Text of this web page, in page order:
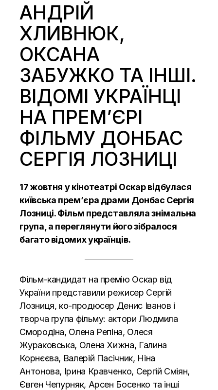
АНДРІЙ
ХЛИВНЮК,
ОКСАНА
ЗАБУЖКО ТА ІНШІ.
ВІДОМІ УКРАЇНЦІ
НА ПРЕМ’ЄРІ
ФІЛЬМУ ДОНБАС
СЕРГІЯ ЛОЗНИЦІ
17 жовтня у кінотеатрі Оскар відбулася
київська прем’єра драми Донбас Сергія
Лозниці. Фільм представляла знімальна
група, а переглянути його зібралося
багато відомих українців.
Фільм-кандидат на премію Оскар від
України представили режисер Сергій
Лозниця, ко-продюсер Денис Іванов і
творча група фільму: актори Людмила
Смородіна, Олена Репіна, Олеся
Жураковська, Олена Хижна, Галина
Корнєєва, Валерій Пасічник, Ніна
Антонова, Ірина Кравченко, Сергій Сміян,
Євген Чепурняк, Арсен Босенко та інші